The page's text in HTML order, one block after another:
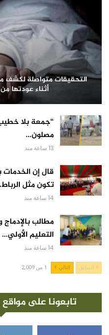
التحقيقات متواصلة لكشف
أثناء عودتها
“جمعة بلا
مصلون…
13 ساعة منذ
قال إن
تكون مثل
14 ساعة منذ
مطالب
التعليم الأولي…
14 ساعة منذ
السابق التالي 1 من 2,009
تابعونا على